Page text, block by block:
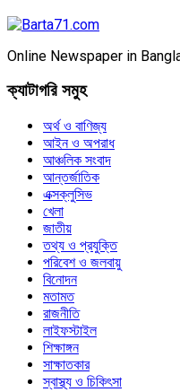
Online Newspaper in
ক্যাটাগরি সমুহ
অর্থ ও বাণিজ্য
আইন ও অপরাধ
আঞ্চলিক সংবাদ
আন্তর্জাতিক
এক্সক্লুসিভ
খেলা
জাতীয়
তথ্য ও প্রযুক্তি
পরিবেশ ও জলবায়ু
বিনোদন
মতামত
রাজনীতি
লাইফস্টাইল
শিক্ষাঙ্গন
সাক্ষাতকার
স্বাস্থ্য ও চিকিৎসা